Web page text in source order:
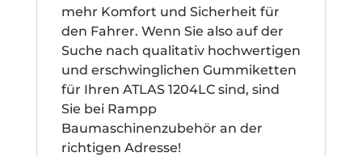
mehr Komfort und Sicherheit für
den Fahrer. Wenn Sie also auf der
Suche nach qualitativ hochwertigen
und erschwinglichen Gummiketten
für Ihren ATLAS 1204LC sind, sind
Sie bei Rampp
Baumaschinenzubehör an der
richtigen Adresse!